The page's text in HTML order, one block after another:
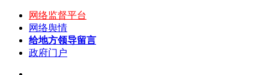
网络监督平台
网络舆情
给地方领导留言
政府门户